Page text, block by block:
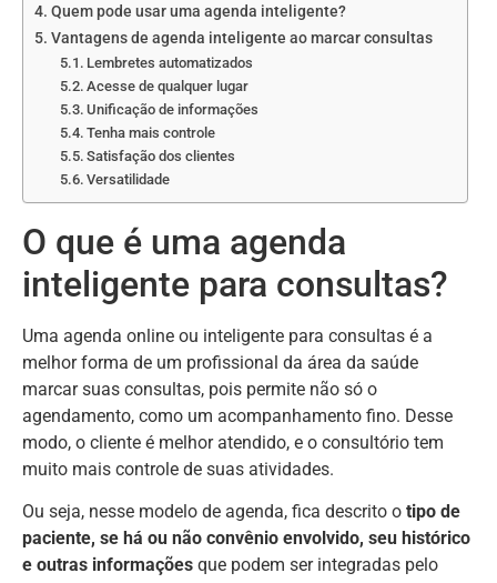
Quem pode usar uma agenda inteligente?
Vantagens de agenda inteligente ao marcar consultas
Lembretes automatizados
Acesse de qualquer lugar
Unificação de informações
Tenha mais controle
Satisfação dos clientes
Versatilidade
O que é uma agenda
inteligente para consultas?
Uma agenda online ou inteligente para consultas é a
melhor forma de um profissional da área da saúde
marcar suas consultas, pois permite não só o
agendamento, como um acompanhamento fino. Desse
modo, o cliente é melhor atendido, e o consultório tem
muito mais controle de suas atividades.
Ou seja, nesse modelo de agenda, fica descrito o tipo de
paciente, se há ou não convênio envolvido, seu histórico
e outras informações que podem ser integradas pelo